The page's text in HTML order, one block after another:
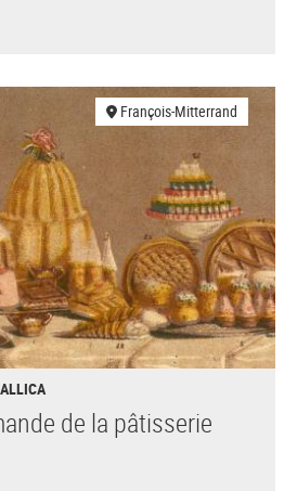
François-Mitterrand
de la pâtisserie